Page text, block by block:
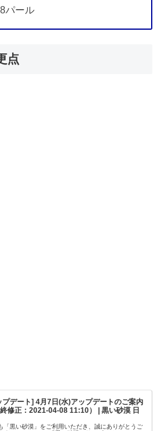
パール
点
プデート] 4月7日(水)アップデートのご案内
終修正：2021-04-08 11:10） | 黒い砂漠 日
「黒い砂漠」をご利用いただき、誠にありがとうご